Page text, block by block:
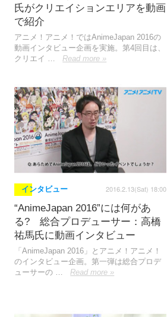
氏がクリエイションエリアを動画
で紹介
アニメ！アニメ！ではAnimeJapan 2016の
動画インタビュー企画を実施。第4回目は、
クリエイ …
Read more »
インタビュー 2016.2.13(Sat) 18:00
“AnimeJapan 2016”には何があ
る? 総合プロデューサー：高橋
祐馬氏に動画インタビュー
「AnimeJapan 2016」とアニメ！アニメ！
のインタビュー企画。第一弾は総合プロデ
ューサーの …
Read more »